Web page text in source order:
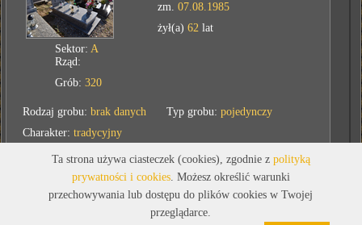
zm.07.08.1985
żył(a)62 lat
Sektor:A
Rząd:
Grób:320
Rodzaj grobu:brak danych Typ grobu:pojedynczy
Charakter:tradycyjny
KOPP WŁADYSŁAWA
Przejdź do widoku
ur.18.06.1901
zm. 07.08.1975
Ta strona używa ciasteczek (cookies), zgodnie z polityką
prywatności i cookies. Możesz określić warunki
przechowywania lub dostępu do plików cookies w Twojej
przeglądarce.